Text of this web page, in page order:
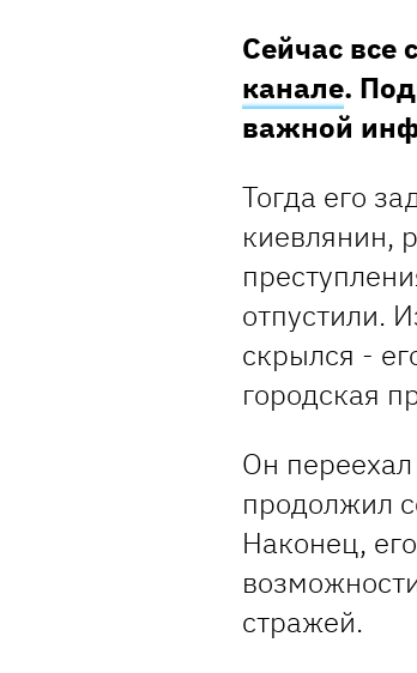
Сейчас все
канале.
важной
Тогда его
киевлянин,
отпустили.
скрылся -
городская
Он
продолжил
Наконец,
стражей.